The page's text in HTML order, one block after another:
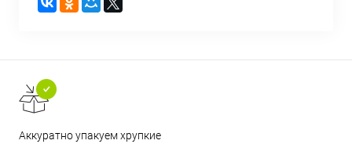
Аккуратно упакуем хрупкие